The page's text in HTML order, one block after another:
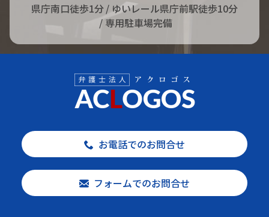
県庁南口徒歩1分/ ゆいレール県庁前駅徒歩10分
/ 専用駐車場完備
お電話でのお問合せ
フォームでのお問合せ